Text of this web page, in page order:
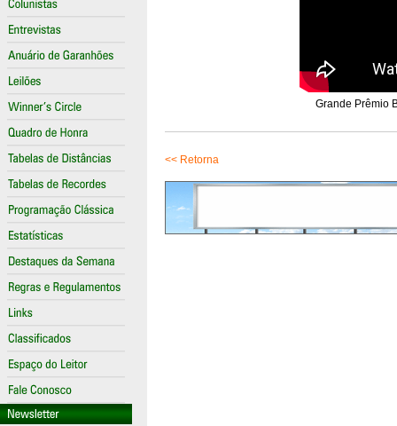
Grande Prêmio
<< Retorna